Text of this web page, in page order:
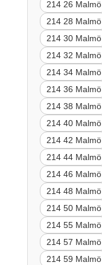
214 26 Malmö
214 28 Malmö
214 30 Malmö
214 32 Malmö
214 34 Malmö
214 36 Malmö
214 38 Malmö
214 40 Malmö
214 42 Malmö
214 44 Malmö
214 46 Malmö
214 48 Malmö
214 50 Malmö
214 55 Malmö
214 57 Malmö
214 59 Malmö